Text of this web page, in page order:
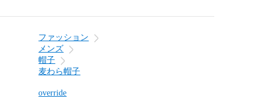
ファッション
メンズ
帽子
麦わら帽子
override